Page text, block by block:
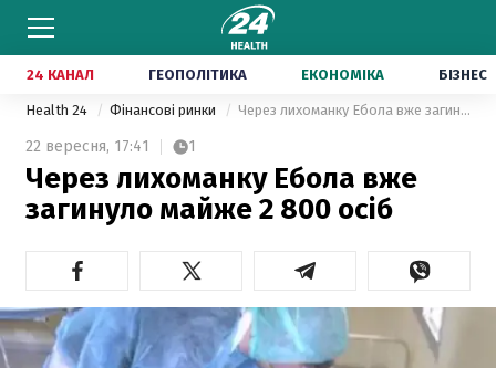
24 КАНАЛ ГЕОПОЛІТИКА ЕКОНОМІКА БІЗНЕС
Health 24 Фінансові ринки Через лихоманку Ебола вже загинуло майже 2 800 осіб
22 вересня, 17:41 1
Через лихоманку Ебола вже
загинуло майже 2 800 осіб